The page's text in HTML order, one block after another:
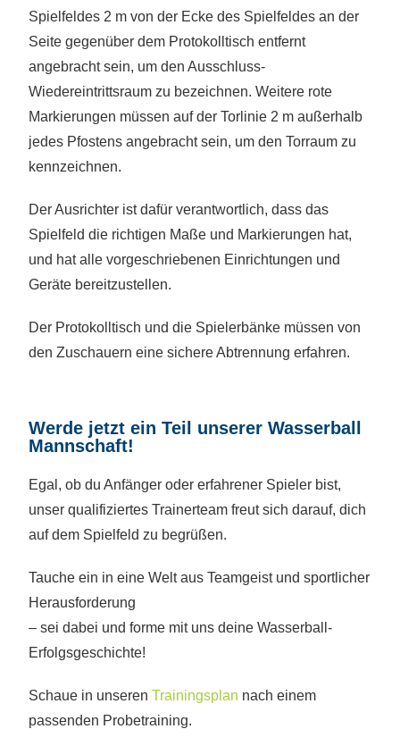
Spielfeldes 2 m von der Ecke des Spielfeldes an der
Seite gegenüber dem Protokolltisch entfernt
angebracht sein, um den Ausschluss-
Wiedereintrittsraum zu bezeichnen. Weitere rote
Markierungen müssen auf der Torlinie 2 m außerhalb
jedes Pfostens angebracht sein, um den Torraum zu
kennzeichnen.
Der Ausrichter ist dafür verantwortlich, dass das
Spielfeld die richtigen Maße und Markierungen hat,
und hat alle vorgeschriebenen Einrichtungen und
Geräte bereitzustellen.
Der Protokolltisch und die Spielerbänke müssen von
den Zuschauern eine sichere Abtrennung erfahren.
Werde jetzt ein Teil unserer Wasserball
Mannschaft!
Egal, ob du Anfänger oder erfahrener Spieler bist,
unser qualifiziertes Trainerteam freut sich darauf, dich
auf dem Spielfeld zu begrüßen.
Tauche ein in eine Welt aus Teamgeist und sportlicher
Herausforderung
– sei dabei und forme mit uns deine Wasserball-
Erfolgsgeschichte!
Schaue in unserenTrainingsplan nach einem
passenden Probetraining.